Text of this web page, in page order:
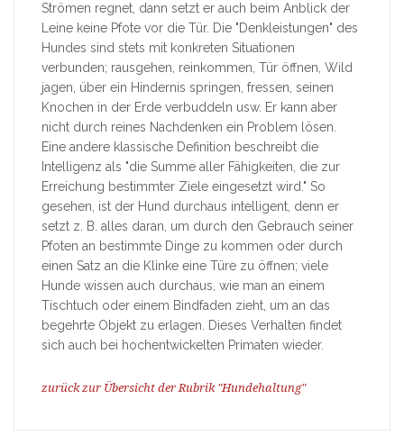
Strömen regnet, dann setzt er auch beim Anblick der
Leine keine Pfote vor die Tür. Die "Denkleistungen" des
Hundes sind stets mit konkreten Situationen
verbunden; rausgehen, reinkommen, Tür öffnen, Wild
jagen, über ein Hindernis springen, fressen, seinen
Knochen in der Erde verbuddeln usw. Er kann aber
nicht durch reines Nachdenken ein Problem lösen.
Eine andere klassische Definition beschreibt die
Intelligenz als "die Summe aller Fähigkeiten, die zur
Erreichung bestimmter Ziele eingesetzt wird." So
gesehen, ist der Hund durchaus intelligent, denn er
setzt z. B. alles daran, um durch den Gebrauch seiner
Pfoten an bestimmte Dinge zu kommen oder durch
einen Satz an die Klinke eine Türe zu öffnen; viele
Hunde wissen auch durchaus, wie man an einem
Tischtuch oder einem Bindfaden zieht, um an das
begehrte Objekt zu erlagen. Dieses Verhalten findet
sich auch bei hochentwickelten Primaten wieder.
zurück zur Übersicht der Rubrik "Hundehaltung"